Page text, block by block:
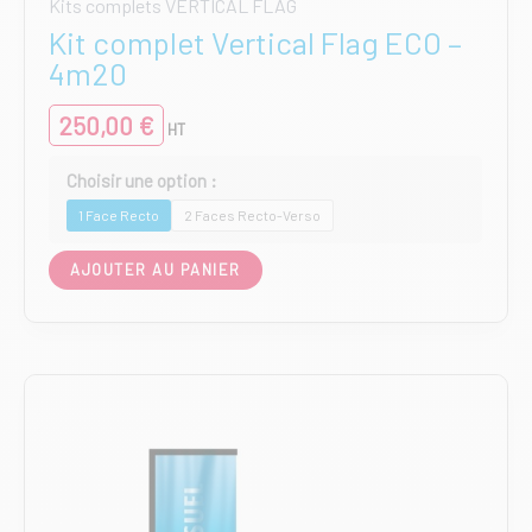
Kits complets VERTICAL FLAG
Kit complet Vertical Flag ECO –
4m20
250,00 € HT
1 Face Recto 2 Faces Recto-Verso
AJOUTER AU PANIER
produit